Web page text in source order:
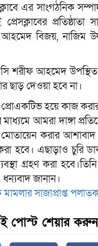
এর সাংগঠনিক
বিজয়, নাজিম
শরীফ আহমেদ
ছাড় দেওয়া হবে না।
প্রোএকটিভ হয়ে কাজ
আমরা দাঙ্গা
করার আশাবাদ
হবে। এছাড়াও চুরি
গ্রহণ করা
জানান।
সাজাপ্রাপ্ত
পোস্ট শেয়ার করুন